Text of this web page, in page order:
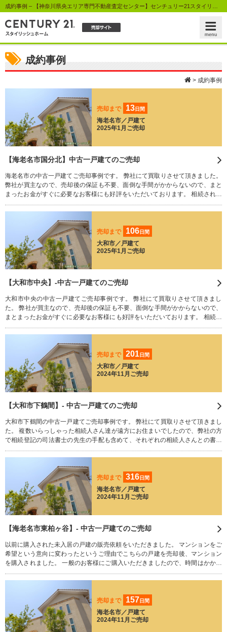
成約事例
> 成約事例
売却まで 13日間
海老名市／戸建て
2025年1月ご売却
【海老名市国分北】中古一戸建てのご売却
海老名市の中古一戸建てご売却事例です。 弊社にて買取りさせて頂きました。
弊社が買主なので、売却後の保証も不要、面倒な手間がかからないので、まと
まったお金がすぐに必要なお客様にも好評をいただいております。 相続された
不動産でお困りのことはございませんか？ 残された荷物や家財道具、すべてそ
のままで買い取りさせていただきます。 どうぞお気軽にご相談ください。
売却まで 106日間
大和市／戸建て
2025年1月ご売却
【大和市中央】-中古一戸建てのご売却
大和市中央の中古一戸建てご売却事例です。 弊社にて買取りさせて頂きまし
た。 弊社が買主なので、売却後の保証も不要、面倒な手間がかからないので、
まとまったお金がすぐに必要なお客様にも好評をいただいております。 相続さ
れた不動産でお困りのことはございませんか？ 残された荷物や家財道具、すべ
てそのままで買い取りさせていただきます。 どうぞお気軽にご相談ください。
売却まで 201日間
大和市／戸建て
2024年11月ご売却
【大和市下鶴間】- 中古一戸建てのご売却
大和市下鶴間の中古一戸建てご売却事例です。 弊社にて買取りさせて頂きまし
た。 複数いらっしゃった相続人さん達が遠方にお住まいでしたので、弊社の方
で相続登記の司法書士の先生の手配も含めて、それぞれの相続人さんとの書類
のやり取りを代行させていただき、ご成約となりました。 弊社が買主なので、
売却後の保証も不要、面倒な手間がかからないので、まとまったお金がすぐに
必要なお客様にも好評をいただいております。 相続された不動産でお困りのこ
とはございませんか？ 残された荷物や家財道具、すべてそのままで買い取りさ
せていただきます。 どうぞお気軽にご相談ください。
売却まで 316日間
海老名市／戸建て
2024年11月ご売却
【海老名市東柏ヶ谷】- 中古一戸建てのご売却
以前に購入された未入居の戸建の販売依頼をいただきました。 マンションをご
希望という意向に変わったというご理由でこちらの戸建を売却後、マンション
を購入されました。 一般のお客様にご購入いただきましたので、時間はかかっ
てしまいましたが、相場にあった金額での成約が出来ました。 お客様それぞれ
のご事情から最適な販売方法をご提案させていただきますので、お気軽にお問
合せ下さい。相談用に店内個室もご用意しております。
売却まで
157日間
海老名市／戸建て
2024年11月ご売却